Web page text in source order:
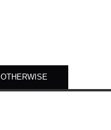
OTHERWISE